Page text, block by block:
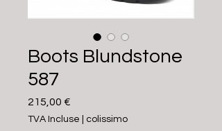
Boots Blundstone
587
215,00 €
TVA Incluse colissimo